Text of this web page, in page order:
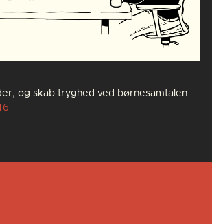
og skab tryghed ved børnesamtalen